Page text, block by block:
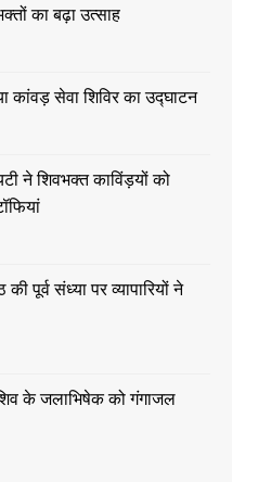
का बढ़ा उत्साह
सेवा शिविर का उद्घाटन
ने शिवभक्त काविंड़यों को
पूर्व संध्या पर व्यापारियों ने
के जलाभिषेक को गंगाजल